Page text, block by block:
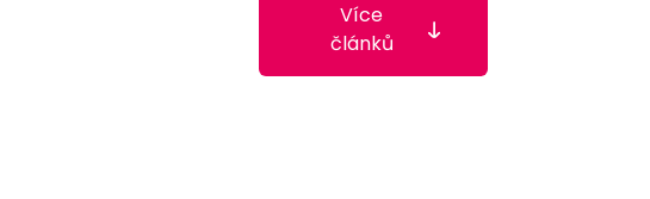
Více
článků